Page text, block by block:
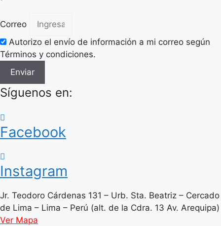
Correo
Autorizo el envío de información a mi correo según
Términos y condiciones.
Enviar
Síguenos en:
Facebook
Instagram
Jr. Teodoro Cárdenas 131 – Urb. Sta. Beatriz – Cercado
de Lima – Lima – Perú (alt. de la Cdra. 13 Av. Arequipa)
Ver Mapa